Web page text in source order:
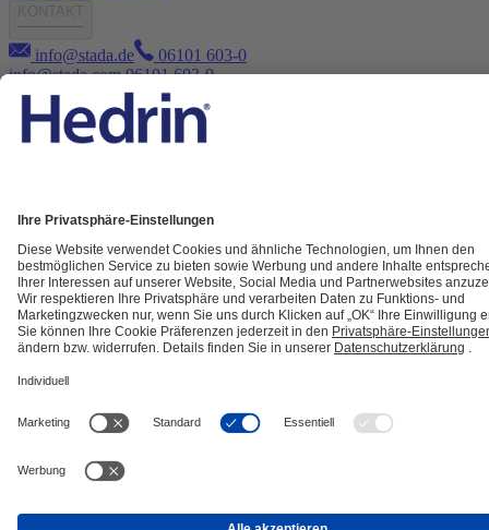
info@stada.de
06101 603-0
info@stada.com 06101 603-0
Unsere Inhalte sind sorgfältig erarbeitet und gewissenhaft geprüft.
Hier lesen Sie mehr über unsere
Impressum
Datenschutz
Cookie Einstellungen